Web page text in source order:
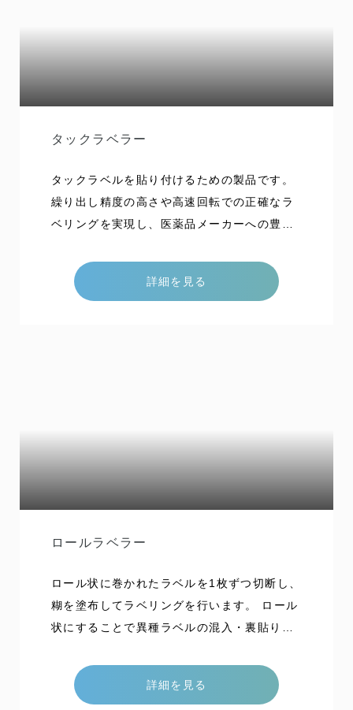
タックラベラー
タックラベルを貼り付けるための製品です。
繰り出し精度の高さや高速回転での正確なラ
ベリングを実現し、医薬品メーカーへの豊富
流出防止やヒューマンエラーの発生しにくい
システム機構など、GMP基準に則した機構が
詳細を見る
ロールラベラー
ロール状に巻かれたラベルを1枚ずつ切断し、
糊を塗布してラベリングを行います。 ロール
状にすることで異種ラベルの混入・裏貼りミ
す。 多くのパテントを採用し、低速機から超
高速機まで安定したラベリングを実現してい
詳細を見る